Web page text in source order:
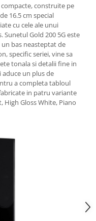
construite pe
16.5 cm special
cu cele ale unui
Gold 200 5G este
bas neasteptat de
specific seriei, vine sa
tonala si detalii fine in
un plus de
a completa tabloul
in patru variante
Gloss White, Piano